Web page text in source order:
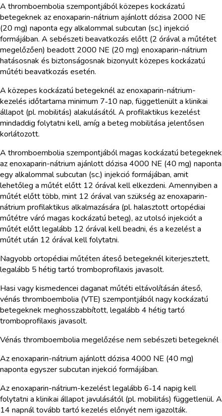
A thromboembolia szempontjából közepes kockázatú
betegeknek az enoxaparin-nátrium ajánlott dózisa 2000 NE
(20 mg) naponta egy alkalommal subcutan (sc.) injekció
formájában. A sebészeti beavatkozás előtt (2 órával a műtétet
megelőzően) beadott 2000 NE (20 mg) enoxaparin-nátrium
hatásosnak és biztonságosnak bizonyult közepes kockázatú
műtéti beavatkozás esetén.
A közepes kockázatú betegeknél az enoxaparin-nátrium-
kezelés időtartama minimum 7‑10 nap, függetlenült a klinikai
állapot (pl. mobilitás) alakulásától. A profilaktikus kezelést
mindaddig folytatni kell, amíg a beteg mobilitása jelentősen
korlátozott.
A thromboembolia szempontjából magas kockázatú betegeknek
az enoxaparin-nátrium ajánlott dózisa 4000 NE (40 mg) naponta
egy alkalommal subcutan (sc.) injekció formájában, amit
lehetőleg a műtét előtt 12 órával kell elkezdeni. Amennyiben a
műtét előtt több, mint 12 órával van szükség az enoxaparin-
nátrium profilaktikus alkalmazására (pl. halasztott ortopédiai
műtétre váró magas kockázatú beteg), az utolsó injekciót a
műtét előtt legalább 12 órával kell beadni, és a kezelést a
műtét után 12 órával kell folytatni.
Nagyobb ortopédiai műtéten áteső betegeknél kiterjesztett,
legalább 5 hétig tartó tromboprofilaxis javasolt.
Hasi vagy kismedencei daganat műtéti eltávolításán áteső,
vénás thromboembolia (VTE) szempontjából nagy kockázatú
betegeknek meghosszabbított, legalább 4 hétig tartó
tromboprofilaxis javasolt.
Vénás thromboembolia megelőzése nem sebészeti betegeknél
Az enoxaparin-nátrium ajánlott dózisa 4000 NE (40 mg)
naponta egyszer subcutan injekció formájában.
Az enoxaparin-nátrium-kezelést legalább 6‑14 napig kell
folytatni a klinikai állapot javulásától (pl. mobilitás) függetlenül. A
14 napnál tovább tartó kezelés előnyét nem igazolták.